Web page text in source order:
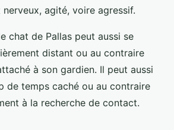
agité, voire agressif.
chat de Pallas peut aussi se
distant ou au contraire
à son gardien. Il peut aussi
de temps caché ou au contraire
à la recherche de contact.